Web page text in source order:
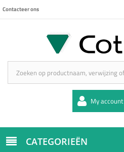
Contacteer ons
My account
CATEGORIEËN